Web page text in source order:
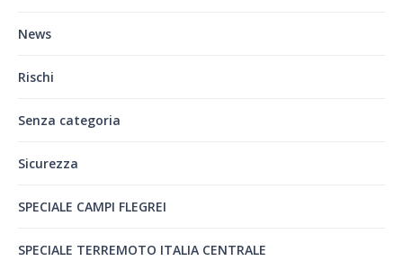
News
Rischi
Senza categoria
Sicurezza
SPECIALE CAMPI FLEGREI
SPECIALE TERREMOTO ITALIA CENTRALE